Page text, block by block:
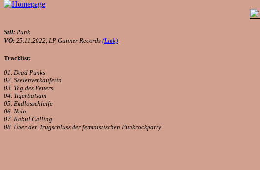
Stil: Punk
VÖ: 25.11.2022, LP, Gunner Records (Link)
Tracklist:
01. Dead Punks
02. Seelenverkäuferin
03. Tag des Feuers
04. Tigerbalsam
05. Endlosschleife
06. Nein
07. Kabul Calling
08. Über den Trugschluss der feministischen Punkrockparty